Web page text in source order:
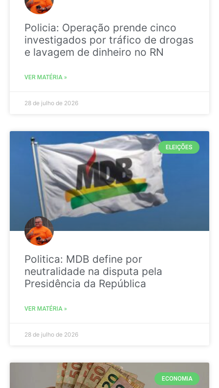
Policia: Operação prende cinco
investigados por tráfico de drogas
e lavagem de dinheiro no RN
VER MATÉRIA »
28 de julho de 2026
ELEIÇÕES
Politica: MDB define por
neutralidade na disputa pela
Presidência da República
VER MATÉRIA »
28 de julho de 2026
ECONOMIA